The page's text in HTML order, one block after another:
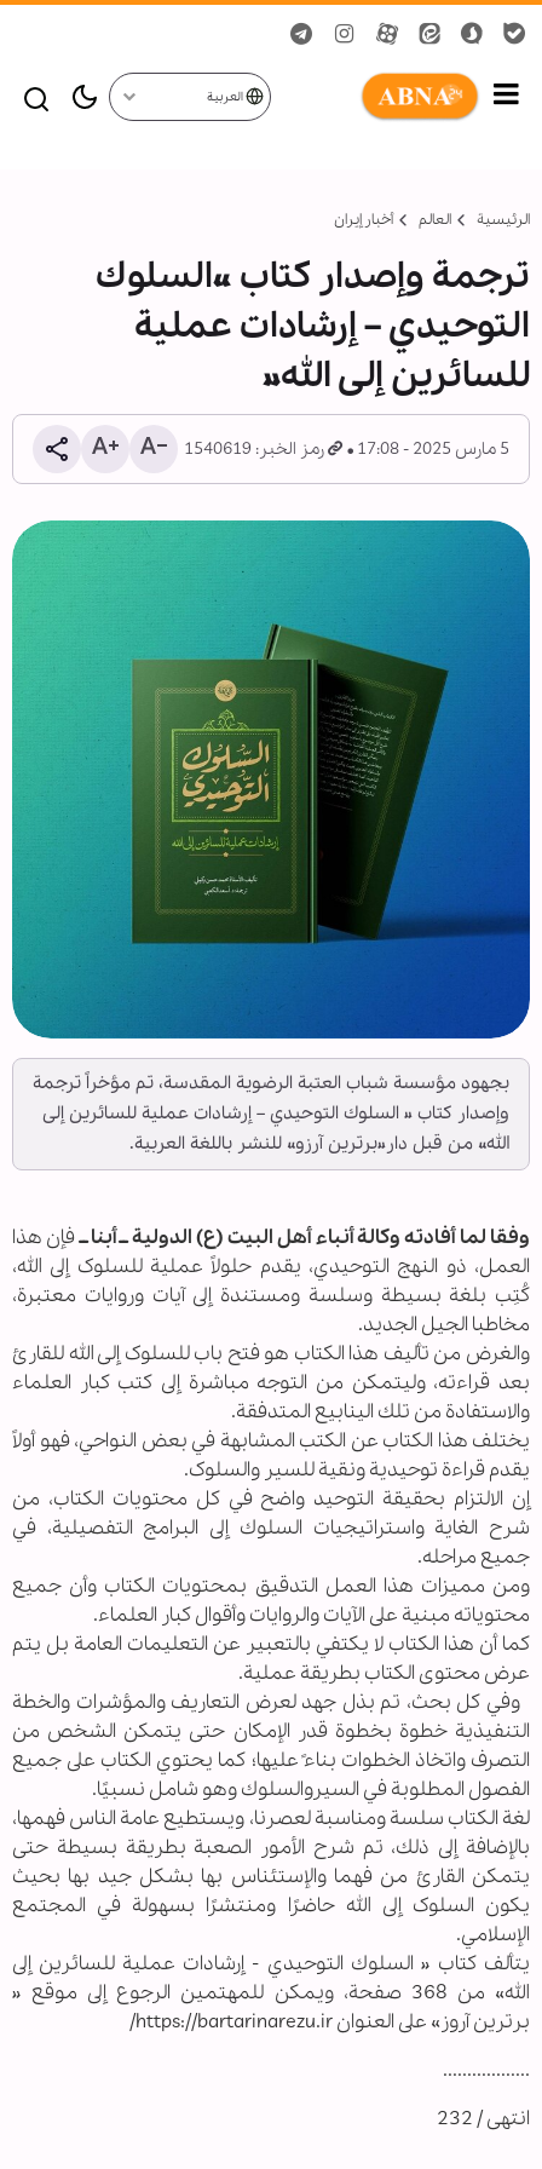
العربية
الرئيسية العالم أخبار إيران
ترجمة وإصدار کتاب «السلوك
التوحیدي – إرشادات عملیة
للسائرین إلی الله»
5 مارس 2025 - 17:08 رمز الخبر: 1540619
بجهود مؤسسة شباب العتبة الرضویة المقدسة، تم مؤخراً ترجمة
وإصدار كتاب « السلوك التوحيدي – إرشادات عملیة للسائرین إلی
الله» من قبل دار«برترین آرزو» للنشر باللغة العربية.
وفقا لما أفادته وكالة أنباء أهل البيت (ع) الدولية ــ أبنا ــفإن هذا
العمل، ذو النهج التوحيدي، يقدم حلولاً عملية للسلوک إلى الله،
کُتِب بلغة بسيطة وسلسة ومستندة إلى آيات وروایات معتبرة،
مخاطبا الجيل الجديد.
والغرض من تأليف هذا الكتاب هو فتح باب للسلوک إلی الله للقارئ
بعد قراءته، وليتمكن من التوجه مباشرة إلى كتب كبار العلماء
والاستفادة من تلك الينابيع المتدفقة.
يختلف هذا الكتاب عن الكتب المشابهة في بعض النواحي، فهو أولاً
يقدم قراءة توحيدية ونقية للسیر والسلوک.
إن الالتزام بحقيقة التوحيد واضح في كل محتويات الكتاب، من
شرح الغاية واستراتيجيات السلوك إلى البرامج التفصيلية، في
جميع مراحله.
ومن مميزات هذا العمل التدقیق بمحتويات الكتاب وأن جميع
محتوياته مبنية على الآيات والروایات وأقوال كبار العلماء.
كما أن هذا الكتاب لا یکتفي بالتعبير عن التعليمات العامة بل يتم
عرض محتوى الكتاب بطريقة عملية.
وفي كل بحث، تم بذل جهد لعرض التعاریف والمؤشرات والخطة
التنفيذية خطوة بخطوة قدر الإمكان حتى يتمكن الشخص من
التصرف واتخاذ الخطوات بناءً عليها؛ كما يحتوي الكتاب على جميع
الفصول المطلوبة في السيروالسلوك وهو شامل نسبيًا.
لغة الكتاب سلسة ومناسبة لعصرنا، ويستطيع عامة الناس فهمها،
بالإضافة إلى ذلك، تم شرح الأمور الصعبة بطريقة بسيطة حتى
يتمكن القارئ من فهما والإستئناس بها بشکل جید بها بحيث
يكون السلوک إلى الله حاضرًا ومنتشرًا بسهولة في المجتمع
الإسلامي.
یتألف كتاب « السلوك التوحيدي - إرشادات عملية للسائرين إلى
الله» من 368 صفحة، ويمكن للمهتمين الرجوع إلى موقع «
برترين آروز» على العنوان https://bartarinarezu.ir/
..................
انتهى / 232